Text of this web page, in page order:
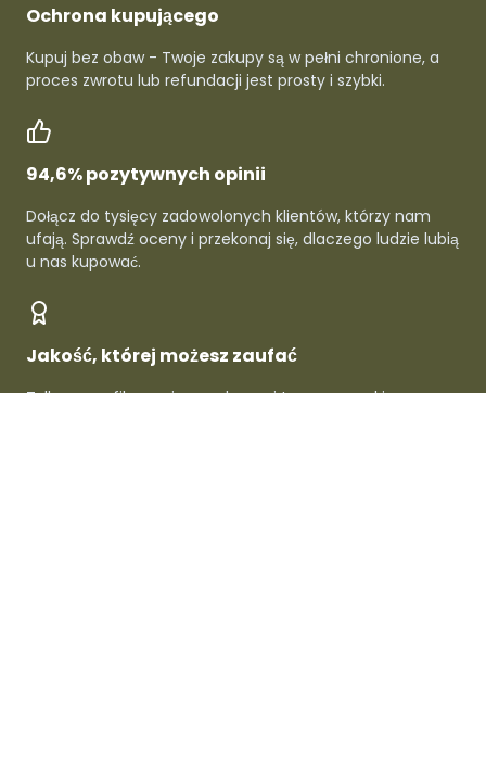
Ochrona kupującego
Kupuj bez obaw - Twoje zakupy są w pełni chronione, a
proces zwrotu lub refundacji jest prosty i szybki.
94,6% pozytywnych opinii
Dołącz do tysięcy zadowolonych klientów, którzy nam
ufają. Sprawdź oceny i przekonaj się, dlaczego ludzie lubią
u nas kupować.
Jakość, której możesz zaufać
Tylko zweryfikowani sprzedawcy i topowe marki -